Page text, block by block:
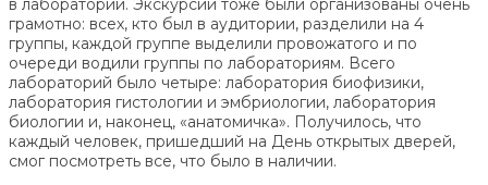
в лаборатории. Экскурсии тоже были организованы очень
грамотно: всех, кто был в аудитории, разделили на 4
группы, каждой группе выделили провожатого и по
очереди водили группы по лабораториям. Всего
лабораторий было четыре: лаборатория биофизики,
лаборатория гистологии и эмбриологии, лаборатория
биологии и, наконец, «анатомичка». Получилось, что
каждый человек, пришедший на День открытых дверей,
смог посмотреть все, что было в наличии.